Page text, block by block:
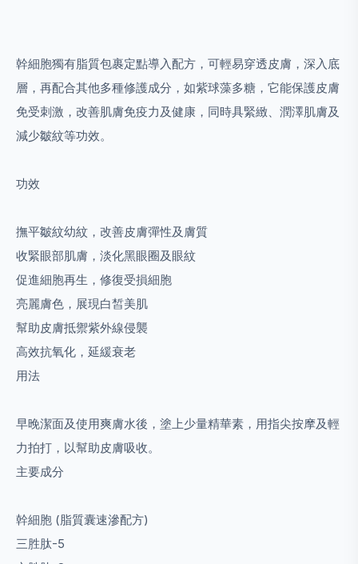
幹細胞獨有脂質包裹定點導入配方，可輕易穿透皮膚，深入底
層，再配合其他多種修護成分，如紫球藻多糖，它能保護皮膚
免受刺激，改善肌膚免疫力及健康，同時具緊緻、潤澤肌膚及
減少皺紋等功效。
功效
撫平皺紋幼紋，改善皮膚彈性及膚質
收緊眼部肌膚，淡化黑眼圈及眼紋
促進細胞再生，修復受損細胞
亮麗膚色，展現白皙美肌
幫助皮膚抵禦紫外線侵襲
高效抗氧化，延緩衰老
用法
早晚潔面及使用爽膚水後，塗上少量精華素，用指尖按摩及輕
力拍打，以幫助皮膚吸收。
主要成分
幹細胞 (脂質囊速滲配方)
三胜肽-5